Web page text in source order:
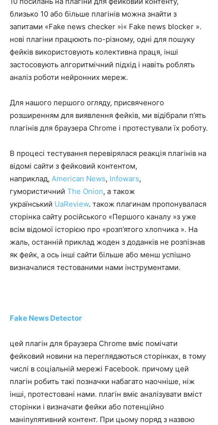
близько 10 або більше плагінів можна знайти з
запитами «Fake news checker »і« Fake news blocker ».
нові плагіни працюють по-різному, одні для пошуку
фейків використовують колективна праця, інші
застосовують алгоритмічний підхід і навіть роблять
аналіз роботи нейронних мереж.
Для нашого першого огляду, присвяченого
розширенням для виявлення фейків, ми відібрали п’ять
плагінів для браузера Chrome і протестували їх роботу.
В процесі тестування перевірялася реакція плагінів на
відомі сайти з фейковий контентом,
наприклад, American News, Infowars,
гумористичний The Onion, а також
український UaReview. також плагинам пропонувалася
сторінка сайту російського «Першого каналу »з уже
всім відомої історією про «розп’ятого хлопчика ». На
жаль, останній приклад жоден з доданків не розпізнав
як фейк, а ось інші сайти більше або менш успішно
визначалися тестованими нами інструментами.
Fake News Detector
цей плагін для браузера Chrome вміє помічати
фейковий новини на переглядаються сторінках, в тому
числі в соціальній мережі Facebook. причому цей
плагін робить такі позначки набагато наочніше, ніж
інші, протестовані нами. плагін вміє аналізувати вміст
сторінки і визначати фейки або потенційно
маніпулятивний контент. При цьому поряд з назвою